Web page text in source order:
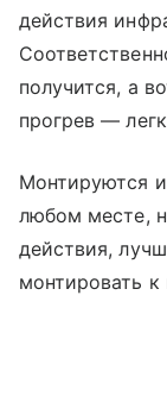
действия
получится, а
прогрев —
Монтируются
любом месте,
действия,
монтировать к